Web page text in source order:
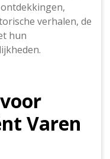
verhalen, de
hun
Varen